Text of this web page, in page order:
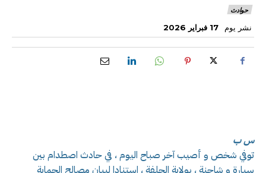
حوادث
نشر يوم 17 فبراير 2026
س ب
توفي شخص و أصيب آخر صباح اليوم ، في حادث اصطدام بين
سيارة و شاحنة ، بولاية الجلفة ، استنادا لبيان مصالح الحماية